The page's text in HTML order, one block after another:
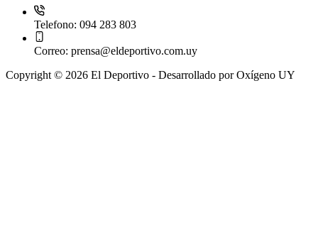
Telefono: 094 283 803
Correo: prensa@eldeportivo.com.uy
Copyright © 2026 El Deportivo - Desarrollado por Oxígeno UY